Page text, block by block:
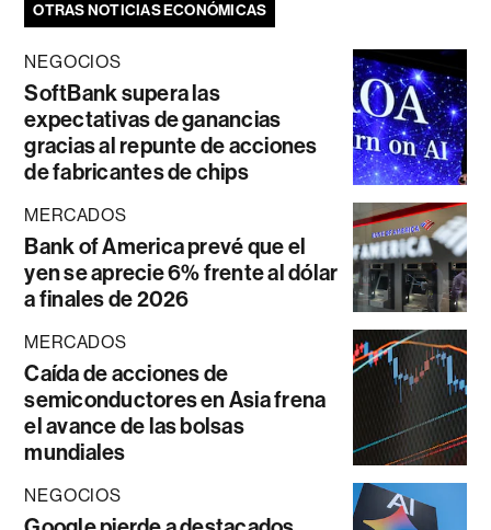
OTRAS NOTICIAS ECONÓMICAS
NEGOCIOS
SoftBank supera las
expectativas de ganancias
gracias al repunte de acciones
de fabricantes de chips
MERCADOS
Bank of America prevé que el
yen se aprecie 6% frente al dólar
a finales de 2026
MERCADOS
Caída de acciones de
semiconductores en Asia frena
el avance de las bolsas
mundiales
NEGOCIOS